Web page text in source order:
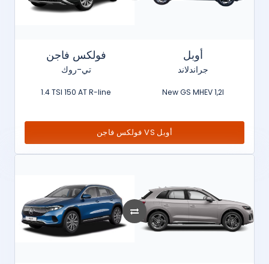
فولكس فاجن
تي-روك
1.4 TSI 150 AT R-line
أوبل
جراندلاند
New GS MHEV 1,2l
فولكس فاجن VS أوبل